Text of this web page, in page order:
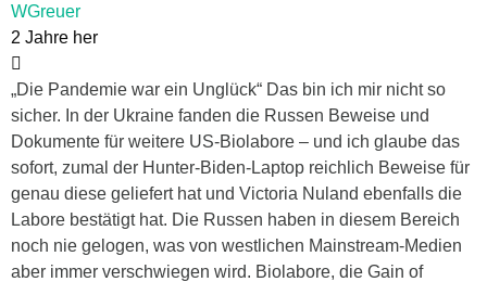
WGreuer
2 Jahre her
„Die Pandemie war ein Unglück“ Das bin ich mir nicht so
sicher. In der Ukraine fanden die Russen Beweise und
Dokumente für weitere US-Biolabore – und ich glaube das
sofort, zumal der Hunter-Biden-Laptop reichlich Beweise für
genau diese geliefert hat und Victoria Nuland ebenfalls die
Labore bestätigt hat. Die Russen haben in diesem Bereich
noch nie gelogen, was von westlichen Mainstream-Medien
aber immer verschwiegen wird. Biolabore, die Gain of